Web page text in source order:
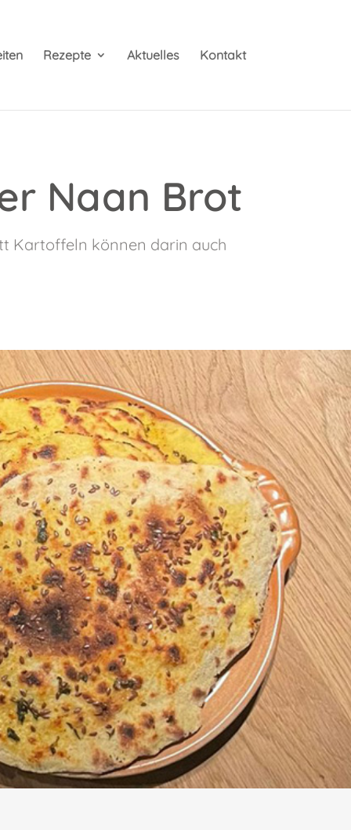
Rezepte Aktuelles Kontakt
Naan Brot
Kartoffeln können darin auch